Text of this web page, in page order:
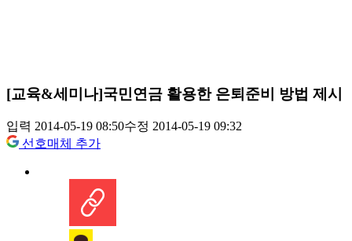
[교육&세미나]국민연금 활용한 은퇴준비 방법 제시
입력 2014-05-19 08:50수정 2014-05-19 09:32
선호매체 추가